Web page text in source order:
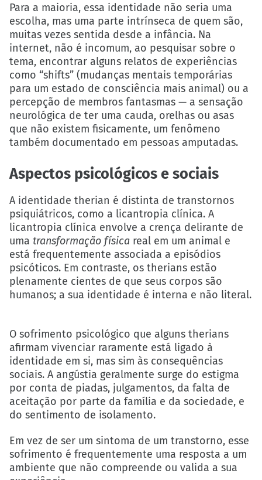
Para a maioria, essa identidade não seria uma
escolha, mas uma parte intrínseca de quem são,
muitas vezes sentida desde a infância. Na
internet, não é incomum, ao pesquisar sobre o
tema, encontrar alguns relatos de experiências
como “shifts” (mudanças mentais temporárias
para um estado de consciência mais animal) ou a
percepção de membros fantasmas — a sensação
neurológica de ter uma cauda, orelhas ou asas
que não existem fisicamente, um fenômeno
também documentado em pessoas amputadas.
Aspectos psicológicos e sociais
A identidade therian é distinta de transtornos
psiquiátricos, como a licantropia clínica. A
licantropia clínica envolve a crença delirante de
uma transformação física real em um animal e
está frequentemente associada a episódios
psicóticos. Em contraste, os therians estão
plenamente cientes de que seus corpos são
humanos; a sua identidade é interna e não literal.
O sofrimento psicológico que alguns therians
afirmam vivenciar raramente está ligado à
identidade em si, mas sim às consequências
sociais. A angústia geralmente surge do estigma
por conta de piadas, julgamentos, da falta de
aceitação por parte da família e da sociedade, e
do sentimento de isolamento.
Em vez de ser um sintoma de um transtorno, esse
sofrimento é frequentemente uma resposta a um
ambiente que não compreende ou valida a sua